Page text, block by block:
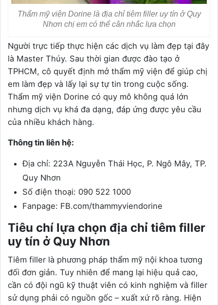
Thẩm mỹ viện Dorine là địa chỉ tiêm filler uy tín ở Quy
Nhơn chị em có thể cân nhắc lựa chọn
Người trực tiếp thực hiện các dịch vụ làm đẹp tại đây
là Master Thúy. Sau thời gian được đào tạo ở
TPHCM, cô quyết định mở thẩm mỹ viện để giúp chị
em làm đẹp và lấy lại sự tự tin trong cuộc sống.
Thẩm mỹ viện Dorine có quy mô không quá lớn
nhưng dịch vụ khá đa dạng, đáp ứng được yêu cầu
của nhiều khách hàng.
Thông tin liên hệ:
Địa chỉ: 223A Nguyễn Thái Học, P. Ngô Mây, TP.
Quy Nhơn
Số điện thoại: 090 522 1000
Fanpage: FB.com/thammyviendorine
Tiêu chí lựa chọn địa chỉ tiêm filler
uy tín ở Quy Nhơn
Tiêm filler là phương pháp thẩm mỹ nội khoa tương
đối đơn giản. Tuy nhiên để mang lại hiệu quả cao,
cần có đội ngũ kỹ thuật viên có kinh nghiệm và filler
sử dụng phải có nguồn gốc – xuất xứ rõ ràng. Hiện